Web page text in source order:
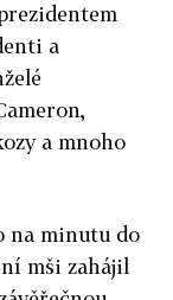
a
a mnoho
na minutu do
mši zahájil